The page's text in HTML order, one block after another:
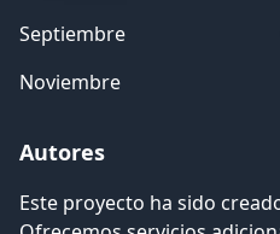
Septiembre
Noviembre
Autores
Este proyecto ha sido